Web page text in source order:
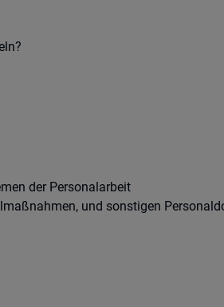
der Personalarbeit
und sonstigen